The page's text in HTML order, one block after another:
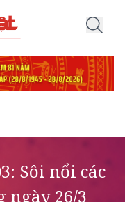
Sôi nổi các
26/3